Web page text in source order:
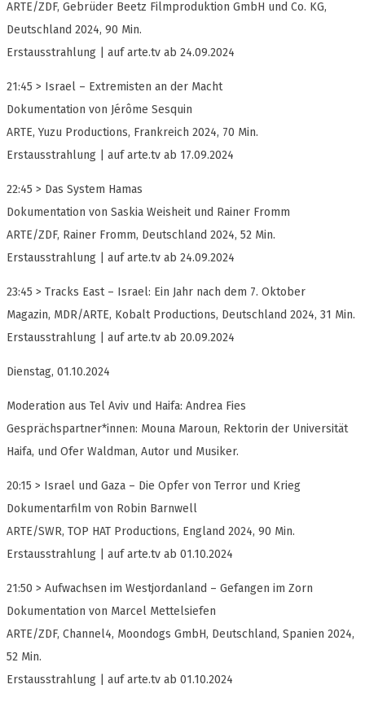
ARTE/ZDF, Gebrüder Beetz Filmproduktion GmbH und Co. KG,
Deutschland 2024, 90 Min.
Erstausstrahlung | auf arte.tv ab 24.09.2024
21:45 > Israel – Extremisten an der Macht
Dokumentation von Jérôme Sesquin
ARTE, Yuzu Productions, Frankreich 2024, 70 Min.
Erstausstrahlung | auf arte.tv ab 17.09.2024
22:45 > Das System Hamas
Dokumentation von Saskia Weisheit und Rainer Fromm
ARTE/ZDF, Rainer Fromm, Deutschland 2024, 52 Min.
Erstausstrahlung | auf arte.tv ab 24.09.2024
23:45 > Tracks East – Israel: Ein Jahr nach dem 7. Oktober
Magazin, MDR/ARTE, Kobalt Productions, Deutschland 2024, 31 Min.
Erstausstrahlung | auf arte.tv ab 20.09.2024
Dienstag, 01.10.2024
Moderation aus Tel Aviv und Haifa: Andrea Fies
Gesprächspartner*innen: Mouna Maroun, Rektorin der Universität
Haifa, und Ofer Waldman, Autor und Musiker.
20:15 > Israel und Gaza – Die Opfer von Terror und Krieg
Dokumentarfilm von Robin Barnwell
ARTE/SWR, TOP HAT Productions, England 2024, 90 Min.
Erstausstrahlung | auf arte.tv ab 01.10.2024
21:50 > Aufwachsen im Westjordanland – Gefangen im Zorn
Dokumentation von Marcel Mettelsiefen
ARTE/ZDF, Channel4, Moondogs GmbH, Deutschland, Spanien 2024,
52 Min.
Erstausstrahlung | auf arte.tv ab 01.10.2024